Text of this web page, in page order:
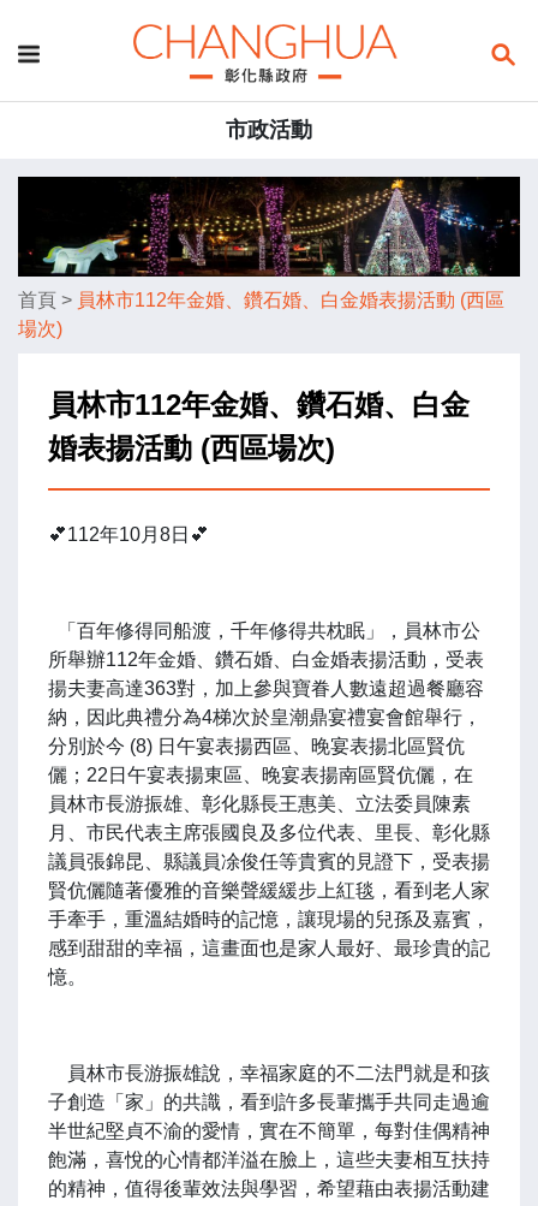
市政活動
首頁 > 員林市112年金婚、鑽石婚、白金婚表揚活動 (西區
場次)
員林市112年金婚、鑽石婚、白金
婚表揚活動 (西區場次)
💕112年10月8日💕
「百年修得同船渡，千年修得共枕眠」，員林市公
所舉辦112年金婚、鑽石婚、白金婚表揚活動，受表
揚夫妻高達363對，加上參與寶眷人數遠超過餐廳容
納，因此典禮分為4梯次於皇潮鼎宴禮宴會館舉行，
分別於今 (8) 日午宴表揚西區、晚宴表揚北區賢伉
儷；22日午宴表揚東區、晚宴表揚南區賢伉儷，在
員林市長游振雄、彰化縣長王惠美、立法委員陳素
月、市民代表主席張國良及多位代表、里長、彰化縣
議員張錦昆、縣議員凃俊任等貴賓的見證下，受表揚
賢伉儷隨著優雅的音樂聲緩緩步上紅毯，看到老人家
手牽手，重溫結婚時的記憶，讓現場的兒孫及嘉賓，
感到甜甜的幸福，這畫面也是家人最好、最珍貴的記
憶。
員林市長游振雄說，幸福家庭的不二法門就是和孩
子創造「家」的共識，看到許多長輩攜手共同走過逾
半世紀堅貞不渝的愛情，實在不簡單，每對佳偶精神
飽滿，喜悅的心情都洋溢在臉上，這些夫妻相互扶持
的精神，值得後輩效法與學習，希望藉由表揚活動建